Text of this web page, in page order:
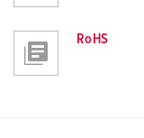
RoHS